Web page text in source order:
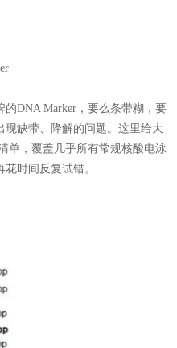
DNA Marker，要么条带糊，要
缺带、降解的问题。这里给大
单，覆盖几乎所有常规核酸电泳
时间反复试错。